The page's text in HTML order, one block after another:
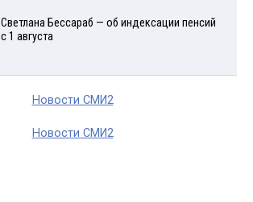
Светлана Бессараб — об индексации пенсий
с 1 августа
Новости СМИ2
Новости СМИ2